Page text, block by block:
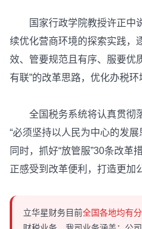
国家行政学院教授许正中说
续优化营商环境的探索实践，
效、管要规范且有序、服要优
有联”的改革思路，优化办税环
全国税务系统将认真贯彻
“必须坚持以人民为中心的发
同时，抓好“放管服”30条改革
正感受到改革便利，打造更加
立华星财务目前全国各地均有